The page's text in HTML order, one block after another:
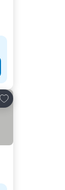
Lisää suosikkeihin